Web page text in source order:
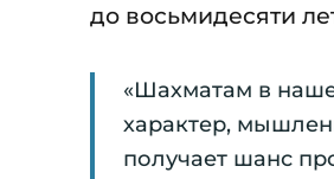
до восьмидесяти
«Шахматам в
характер,
получает шанс